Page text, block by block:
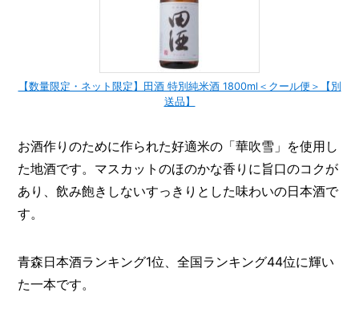
【数量限定・ネット限定】田酒 特別純米酒 1800ml＜クール便＞【別
送品】
お酒作りのために作られた好適米の「華吹雪」を使用し
た地酒です。マスカットのほのかな香りに旨口のコクが
あり、飲み飽きしないすっきりとした味わいの日本酒で
す。
青森日本酒ランキング1位、全国ランキング44位に輝い
た一本です。